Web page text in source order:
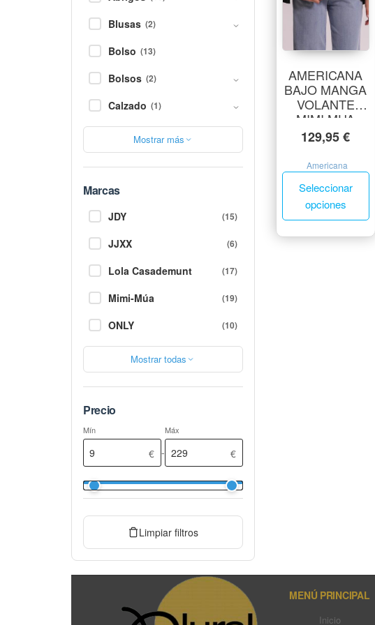
AMERICANA
BAJO MANGA
VOLANTE
MIMI MUA
129,95€
Americana
Seleccionar
opciones
Blusas (2)
Bolso (13)
Bolsos (2)
Calzado (1)
Mostrar más
Marcas
JDY (15)
JJXX (6)
Lola Casademunt (17)
Mimi-Múa (19)
ONLY (10)
Mostrar todas
Precio
Mín
€ -
Máx
€
Limpiar filtros
MENÚ PRINCIPAL
Inicio